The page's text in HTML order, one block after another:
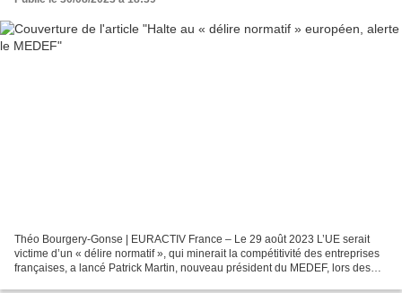
Théo Bourgery-Gonse | EURACTIV France – Le 29 août 2023 L’UE serait
victime d’un « délire normatif », qui minerait la compétitivité des entreprises
françaises, a lancé Patrick Martin, nouveau président du MEDEF, lors des